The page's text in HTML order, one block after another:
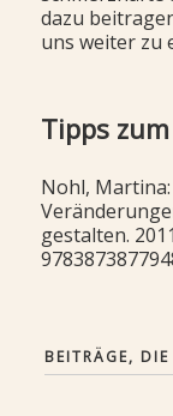
dazu
uns weiter zu
Tipps
Nohl,
gestalten.
BEITRÄGE,